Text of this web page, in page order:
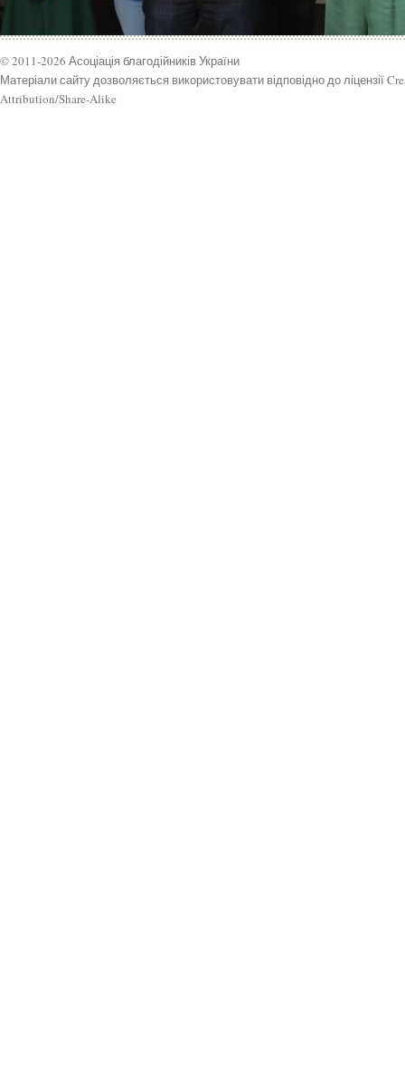
© 2011-2026 Асоціація благодійників України
Матеріали сайту дозволяється використовувати відповідно до ліцензії
Attribution/Share-Alike